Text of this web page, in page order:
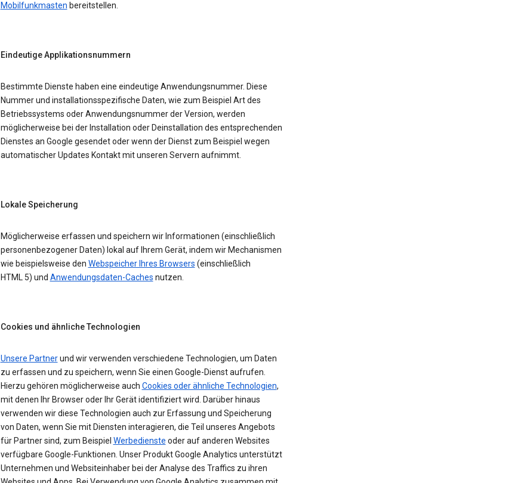
Mobilfunkmasten bereitstellen.
Eindeutige Applikationsnummern
Bestimmte Dienste haben eine eindeutige Anwendungsnummer. Diese
Nummer und installationsspezifische Daten, wie zum Beispiel Art des
Betriebssystems oder Anwendungsnummer der Version, werden
möglicherweise bei der Installation oder Deinstallation des entsprechenden
Dienstes an Google gesendet oder wenn der Dienst zum Beispiel wegen
automatischer Updates Kontakt mit unseren Servern aufnimmt.
Lokale Speicherung
Möglicherweise erfassen und speichern wir Informationen (einschließlich
personenbezogener Daten) lokal auf Ihrem Gerät, indem wir Mechanismen
wie beispielsweise den Webspeicher Ihres Browsers (einschließlich
HTML 5) und Anwendungsdaten-Caches nutzen.
Cookies und ähnliche Technologien
Unsere Partnerund wir verwenden verschiedene Technologien, um Daten
zu erfassen und zu speichern, wenn Sie einen Google-Dienst aufrufen.
Hierzu gehören möglicherweise auch Cookies oder ähnliche Technologien,
mit denen Ihr Browser oder Ihr Gerät identifiziert wird. Darüber hinaus
verwenden wir diese Technologien auch zur Erfassung und Speicherung
von Daten, wenn Sie mit Diensten interagieren, die Teil unseres Angebots
für Partner sind, zum Beispiel Werbedienste oder auf anderen Websites
verfügbare Google-Funktionen. Unser Produkt Google Analytics unterstützt
Unternehmen und Websiteinhaber bei der Analyse des Traffics zu ihren